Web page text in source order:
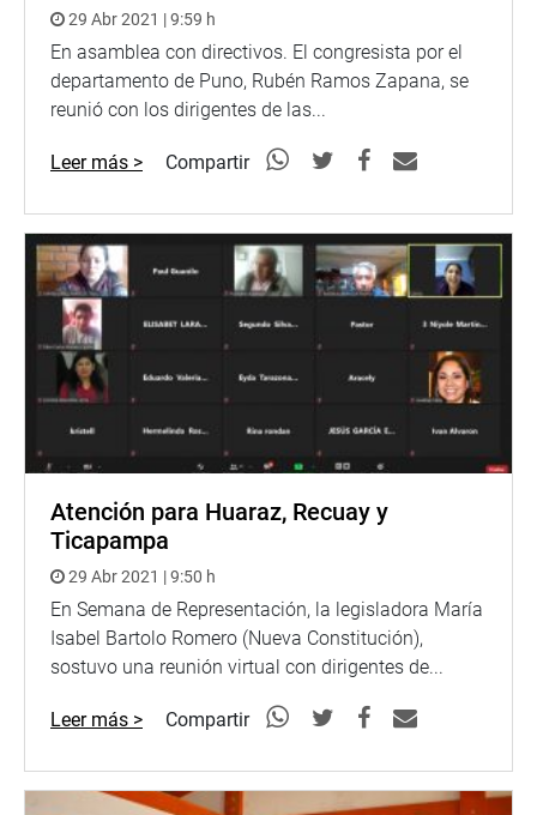
29 Abr 2021 | 9:59 h
En asamblea con directivos. El congresista por el
departamento de Puno, Rubén Ramos Zapana, se
reunió con los dirigentes de las...
Leer más > Compartir
Atención para Huaraz, Recuay y
Ticapampa
29 Abr 2021 | 9:50 h
En Semana de Representación, la legisladora María
Isabel Bartolo Romero (Nueva Constitución),
sostuvo una reunión virtual con dirigentes de...
Leer más > Compartir